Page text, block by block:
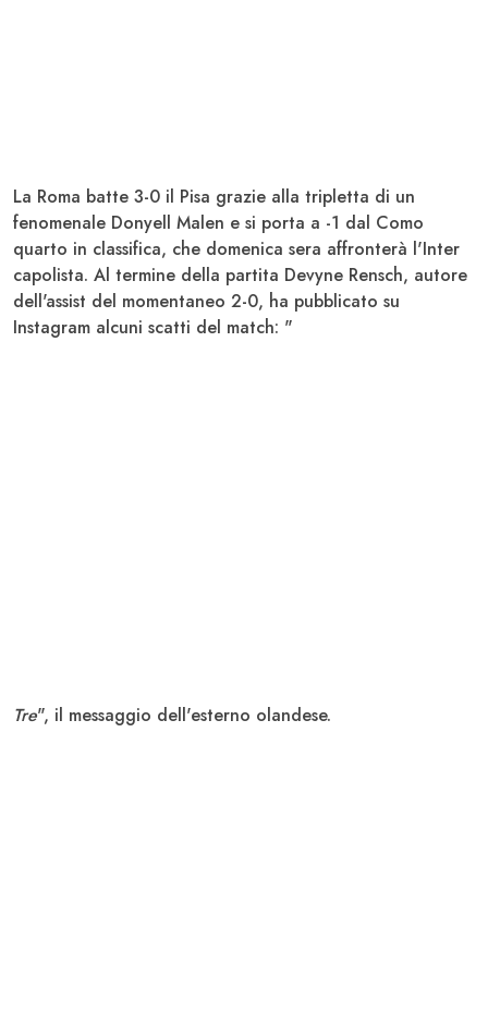
La Roma batte 3-0 il Pisa grazie alla tripletta di un
fenomenale Donyell Malen e si porta a -1 dal Como
quarto in classifica, che domenica sera affronterà l'Inter
capolista. Al termine della partita Devyne Rensch, autore
dell'assist del momentaneo 2-0, ha pubblicato su
Instagram alcuni scatti del match: "
Tre", il messaggio dell'esterno olandese.